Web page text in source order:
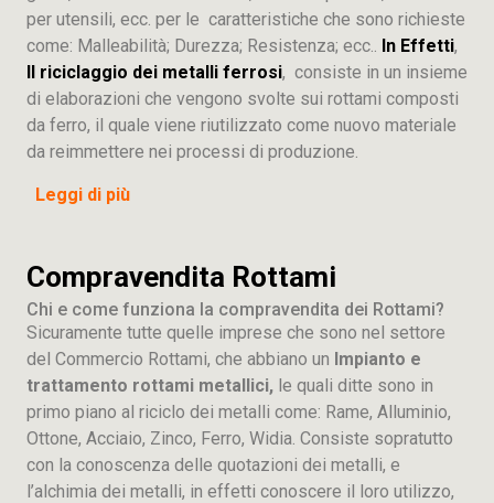
per utensili, ecc. per le caratteristiche che sono richieste
come: Malleabilità; Durezza; Resistenza; ecc.. In Effetti,
Il riciclaggio dei metalli ferrosi, consiste in un insieme
di elaborazioni che vengono svolte sui rottami composti
da ferro, il quale viene riutilizzato come nuovo materiale
da reimmettere nei processi di produzione.
Leggi di più
Compravendita Rottami
Chi e come funziona la compravendita dei Rottami?
Sicuramente tutte quelle imprese che sono nel settore
del Commercio Rottami, che abbiano un Impianto e
trattamento rottami metallici, le quali ditte sono in
primo piano al riciclo dei metalli come: Rame, Alluminio,
Ottone, Acciaio, Zinco, Ferro, Widia. Consiste sopratutto
con la conoscenza delle quotazioni dei metalli, e
l’alchimia dei metalli, in effetti conoscere il loro utilizzo,